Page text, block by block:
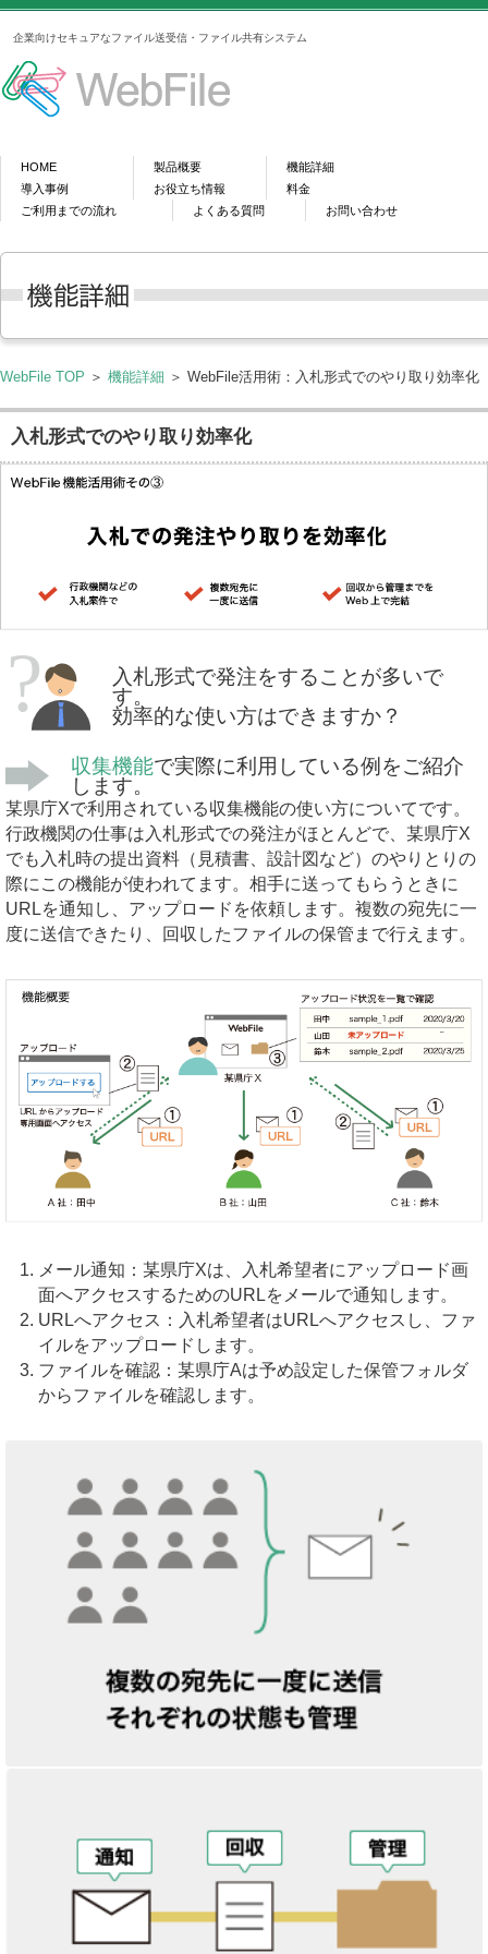
企業向けセキュアなファイル送受信・ファイル共有システム
HOME 製品概要
機能詳細
導入事例
お役立ち情報
料金
ご利用までの流れ
よくある質問 お問い合わせ
WebFile TOP ＞ 機能詳細 ＞ WebFile活用術：入札形式でのやり取り効率化
入札形式でのやり取り効率化
入札形式で発注をすることが多いで
す。
効率的な使い方はできますか？
収集機能で実際に利用している例をご紹介
します。
某県庁Xで利用されている収集機能の使い方についてです。
行政機関の仕事は入札形式での発注がほとんどで、某県庁X
でも入札時の提出資料（見積書、設計図など）のやりとりの
際にこの機能が使われてます。相手に送ってもらうときに
URLを通知し、アップロードを依頼します。複数の宛先に一
度に送信できたり、回収したファイルの保管まで行えます。
メール通知：某県庁Xは、入札希望者にアップロード画
面へアクセスするためのURLをメールで通知します。
URLへアクセス：入札希望者はURLへアクセスし、ファ
イルをアップロードします。
ファイルを確認：某県庁Aは予め設定した保管フォルダ
からファイルを確認します。